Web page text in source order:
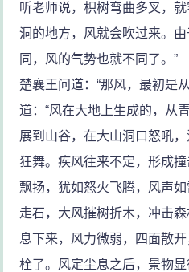
听老师说，枳树弯曲多叉，
洞的地方，风就会吹过来。
同，风的气势也就不同了。”
楚襄王问道：“那风，最初是
道：“风在大地上生成的，从
展到山谷，在大山洞口怒吼
狂舞。疾风往来不定，形成
飘扬，犹如怒火飞腾，风声
走石，大风摧树折木，冲击
息下来，风力微弱，四面散开
栓了。风定尘息之后，景物